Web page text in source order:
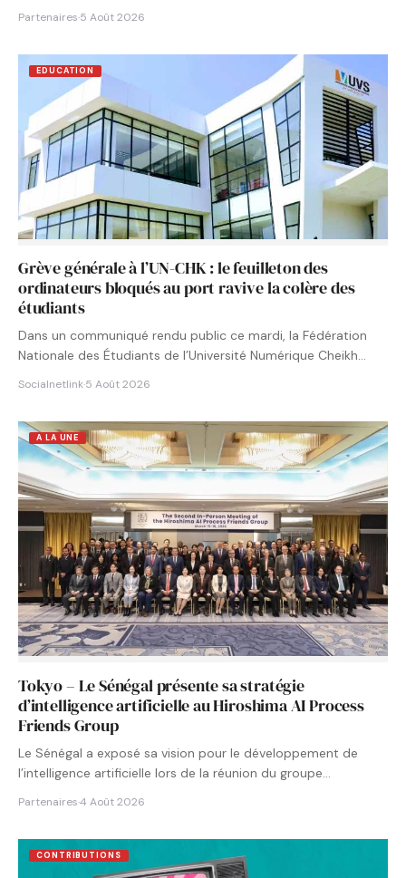
Partenaires·5 Août 2026
EDUCATION
Grève générale à l’UN-CHK : le feuilleton des
ordinateurs bloqués au port ravive la colère des
étudiants
Dans un communiqué rendu public ce mardi, la Fédération
Nationale des Étudiants de l’Université Numérique Cheikh
Socialnetlink·5 Août 2026
A LA UNE
Tokyo – Le Sénégal présente sa stratégie
d’intelligence artificielle au Hiroshima AI Process
Friends Group
Le Sénégal a exposé sa vision pour le développement de
l’intelligence artificielle lors de la réunion du groupe…
Partenaires·4 Août 2026
CONTRIBUTIONS